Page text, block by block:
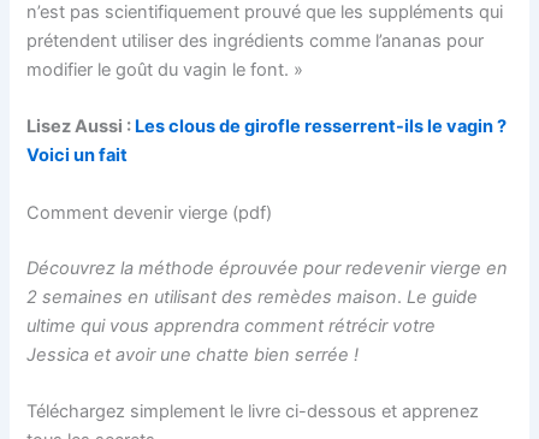
n’est pas scientifiquement prouvé que les suppléments qui
prétendent utiliser des ingrédients comme l’ananas pour
modifier le goût du vagin le font. »
Lisez Aussi : Les clous de girofle resserrent-ils le vagin ?
Voici un fait
Comment devenir vierge (pdf)
Découvrez la méthode éprouvée pour redevenir vierge en
2 semaines en utilisant des remèdes maison.Le guide
ultime qui vous apprendra comment rétrécir votre
Jessica et avoir une chatte bien serrée !
Téléchargez simplement le livre ci-dessous et apprenez